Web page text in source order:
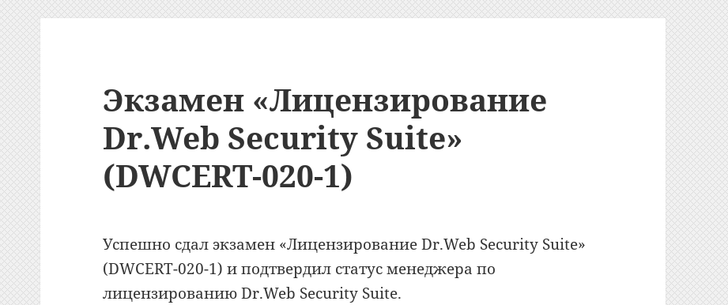
Экзамен «Лицензирование
Dr.Web Security Suite»
(DWCERT-020-1)
Успешно сдал экзамен «Лицензирование Dr.Web Security Suite»
(DWCERT-020-1) и подтвердил статус менеджера по
лицензированию Dr.Web Security Suite.